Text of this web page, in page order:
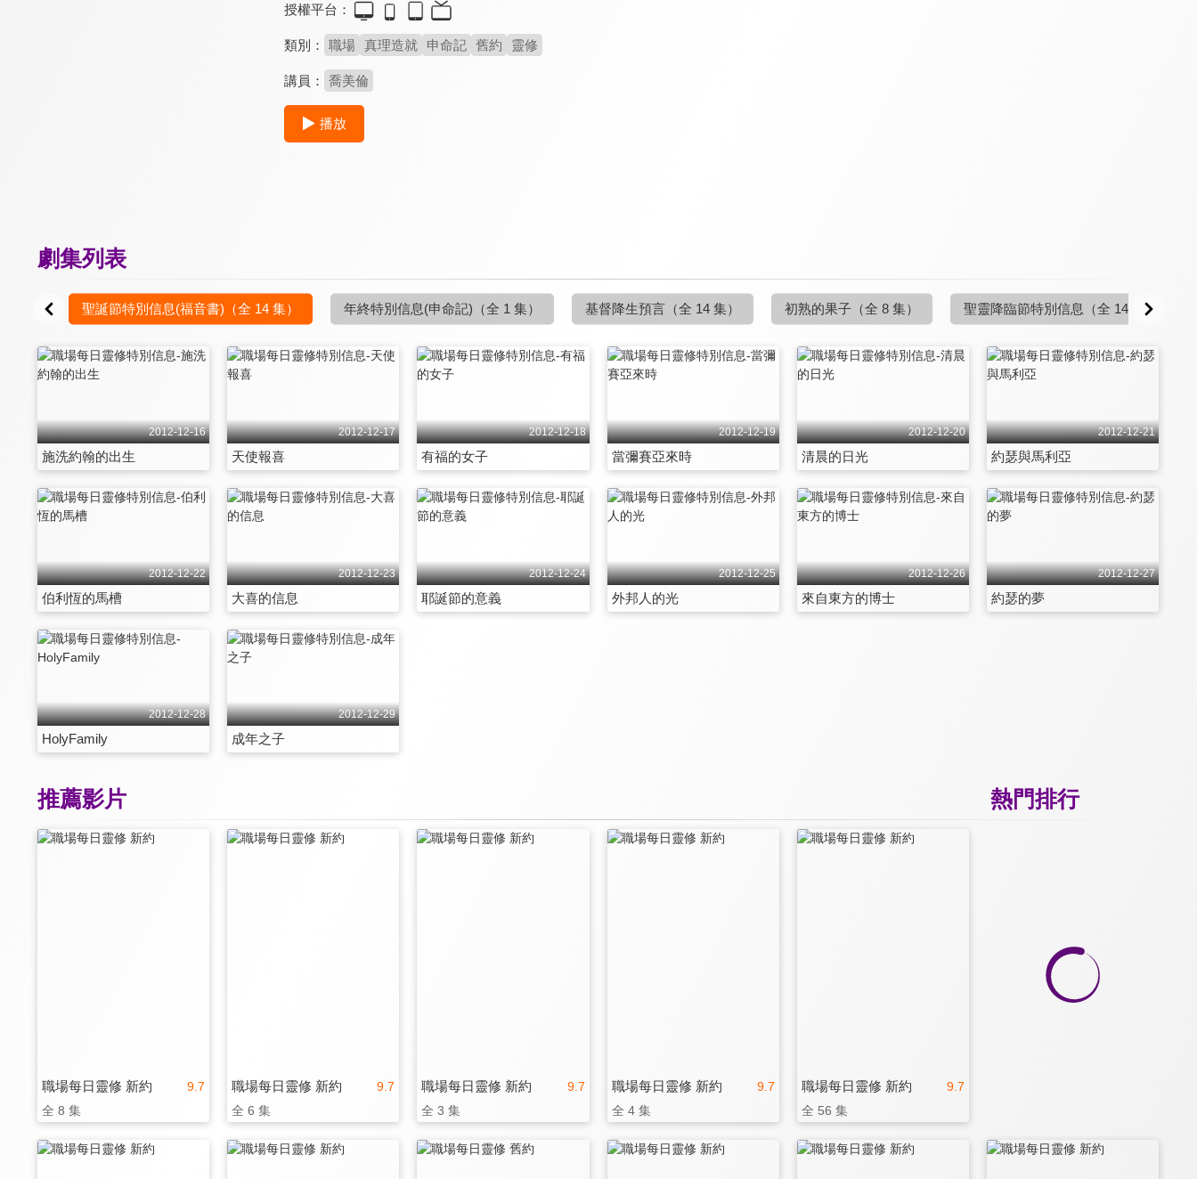
9.7
職場每日靈修 新約
全 12 集
9.7
職場每日靈修 新約
全 1 集
9.7
職場每日靈修 新約
全 1 集
授權平台：
類別： 職場 真理造就 申命記 舊約 靈修
講員： 喬美倫
播放
劇集列表
聖誕節特別信息(福音書) （全 14 集） 年終特別信息(申命記) （全 1 集） 基督降生預言 （全 14 集） 初熟的果子 （全 8 集） 聖靈降臨節特別信息 （全 14 集）
2012-12-16
施洗約翰的出生
2012-12-17
天使報喜
2012-12-18
有福的女子
2012-12-19
當彌賽亞來時
2012-12-20
清晨的日光
2012-12-21
約瑟與馬利亞
2012-12-22
伯利恆的馬槽
2012-12-23
大喜的信息
2012-12-24
耶誕節的意義
2012-12-25
外邦人的光
2012-12-26
來自東方的博士
2012-12-27
約瑟的夢
2012-12-28
HolyFamily
2012-12-29
成年之子
熱門排行
推薦影片
9.7
職場每日靈修 新約
全 8 集
9.7
職場每日靈修 新約
全 6 集
9.7
職場每日靈修 新約
全 3 集
9.7
職場每日靈修 新約
全 4 集
9.7
職場每日靈修 新約
全 56 集